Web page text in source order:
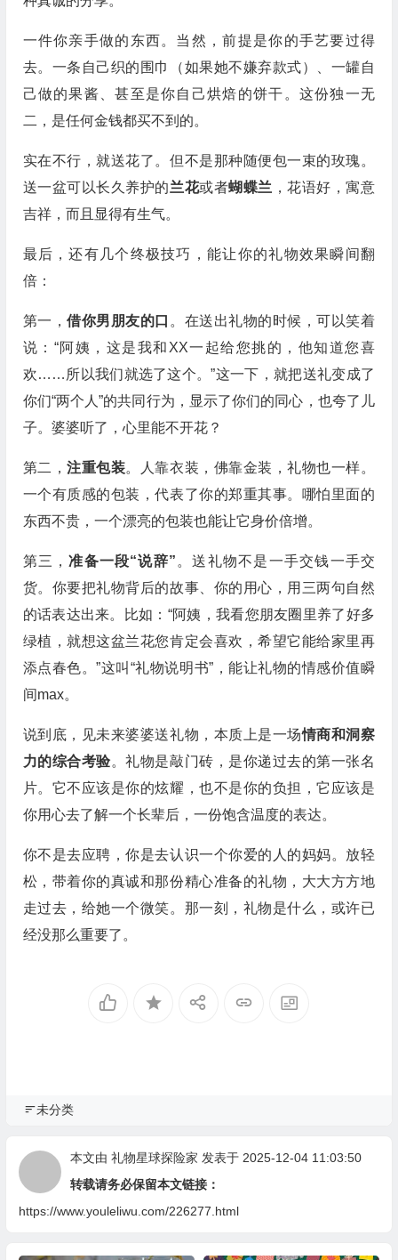
一件你亲手做的东西。当然，前提是你的手艺要过得
去。一条自己织的围巾（如果她不嫌弃款式）、一罐自
己做的果酱、甚至是你自己烘焙的饼干。这份独一无
二，是任何金钱都买不到的。
实在不行，就送花了。但不是那种随便包一束的玫瑰。
送一盆可以长久养护的兰花或者蝴蝶兰 ，花语好，寓意
吉祥，而且显得有生气。
最后，还有几个终极技巧，能让你的礼物效果瞬间翻
倍：
第一，借你男朋友的口 。在送出礼物的时候，可以笑着
说：“阿姨，这是我和XX一起给您挑的，他知道您喜
欢……所以我们就选了这个。”这一下，就把送礼变成了
你们“两个人”的共同行为，显示了你们的同心，也夸了儿
子。婆婆听了，心里能不开花？
第二，注重包装。人靠衣装，佛靠金装，礼物也一样。
一个有质感的包装，代表了你的郑重其事。哪怕里面的
东西不贵，一个漂亮的包装也能让它身价倍增。
第三，准备一段“说辞” 。送礼物不是一手交钱一手交
货。你要把礼物背后的故事、你的用心，用三两句自然
的话表达出来。比如：“阿姨，我看您朋友圈里养了好多
绿植，就想这盆兰花您肯定会喜欢，希望它能给家里再
添点春色。”这叫“礼物说明书”，能让礼物的情感价值瞬
间max。
说到底，见未来婆婆送礼物，本质上是一场情商和洞察
力的综合考验。礼物是敲门砖，是你递过去的第一张名
片。它不应该是你的炫耀，也不是你的负担，它应该是
你用心去了解一个长辈后，一份饱含温度的表达。
你不是去应聘，你是去认识一个你爱的人的妈妈。放轻
松，带着你的真诚和那份精心准备的礼物，大大方方地
走过去，给她一个微笑。那一刻，礼物是什么，或许已
经没那么重要了。
未分类
本文由 礼物星球探险家 发表于 2025-12-04 11:03:50
转载请务必保留本文链接：
https://www.youleliwu.com/226277.html